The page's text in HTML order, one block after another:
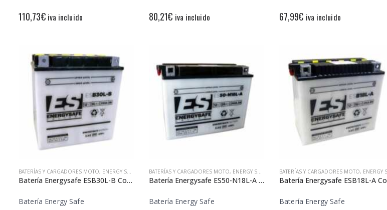
110,73€ iva incluido 80,21€ iva incluido 67,99€ iva incluido
BATERÍAS Y CARGADORES MOTO, ENERGY SAFE
Batería Energysafe ESB30L-B Convencional
Batería Energy Safe
BATERÍAS Y CARGADORES MOTO, ENERGY SAFE
Batería Energysafe ES50-N18L-A Convencional
Batería Energy Safe
BATERÍAS Y CARGADORES MOTO, ENERGY SAFE
Batería Energy Safe